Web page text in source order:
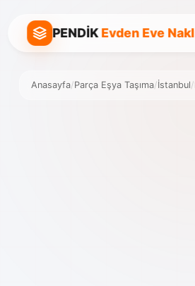
PENDİKEvden Eve
Anasayfa/Parça Eşya Taşıma/İstanbul/